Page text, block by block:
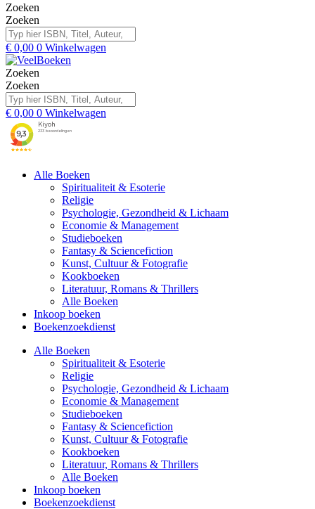
Zoeken
Zoeken
€ 0,00 0 Winkelwagen
Zoeken
Zoeken
€ 0,00 0 Winkelwagen
Alle Boeken
Spiritualiteit & Esoterie
Religie
Psychologie, Gezondheid & Lichaam
Economie & Management
Studieboeken
Fantasy & Sciencefiction
Kunst, Cultuur & Fotografie
Kookboeken
Literatuur, Romans & Thrillers
Alle Boeken
Inkoop boeken
Boekenzoekdienst
Alle Boeken
Spiritualiteit & Esoterie
Religie
Psychologie, Gezondheid & Lichaam
Economie & Management
Studieboeken
Fantasy & Sciencefiction
Kunst, Cultuur & Fotografie
Kookboeken
Literatuur, Romans & Thrillers
Alle Boeken
Inkoop boeken
Boekenzoekdienst